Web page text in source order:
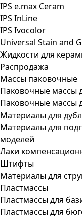
IPS e.max Ceram
IPS InLine
IPS Ivocolor
Universal Stain and
Жидкости для
Распродажа
Массы паковочные
Паковочные массы
Паковочные массы
Материалы для
Материалы для
моделей
Лаки
Штифты
Материалы для
Пластмассы
Пластмассы для
Пластмассы для